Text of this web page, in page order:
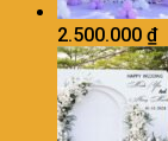
2.500.000 ₫